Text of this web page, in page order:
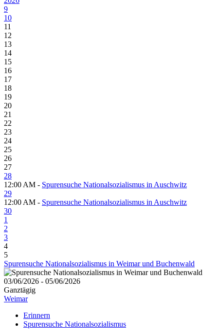
9
10
11
12
13
14
15
16
17
18
19
20
21
22
23
24
25
26
27
28
12:00 AM - Spurensuche Nationalsozialismus in Auschwitz
29
12:00 AM - Spurensuche Nationalsozialismus in Auschwitz
30
1
2
3
4
5
Spurensuche Nationalsozialismus in Weimar und Buchenwald
03/06/2026 - 05/06/2026
Ganztägig
Weimar
Erinnern
Spurensuche Nationalsozialismus